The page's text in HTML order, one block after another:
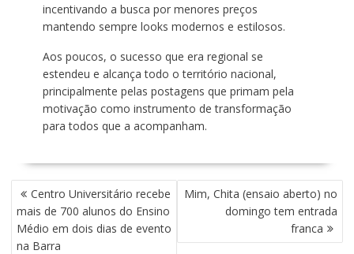
incentivando a busca por menores preços
mantendo sempre looks modernos e estilosos.
Aos poucos, o sucesso que era regional se
estendeu e alcança todo o território nacional,
principalmente pelas postagens que primam pela
motivação como instrumento de transformação
para todos que a acompanham.
N
A
V
E
Centro Universitário recebe
mais de 700 alunos do Ensino
Médio em dois dias de evento
na Barra
Mim, Chita (ensaio aberto) no
domingo tem entrada
franca